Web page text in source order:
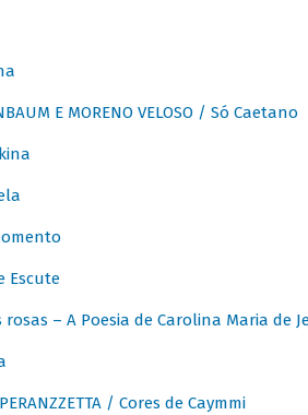
E MORENO VELOSO / Só Caetano
Escute
rosas – A Poesia de Carolina Maria de
/ Cores de Caymmi